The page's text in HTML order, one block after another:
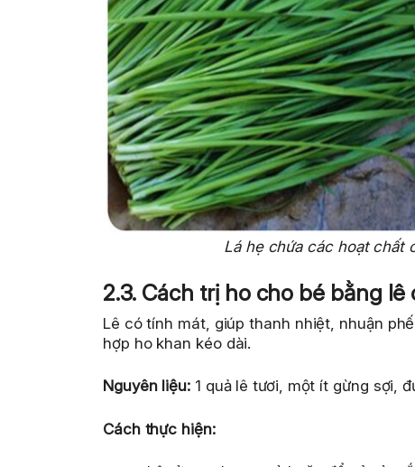
Lá hẹ chứa các hoạt chất
2.3. Cách trị ho cho bé bằng
Lê có tính mát, giúp thanh nhiệt, nhuận
hợp ho khan kéo dài.
Nguyên liệu:1 quả lê tươi, một ít gừng sợi,
Cách thực hiện: